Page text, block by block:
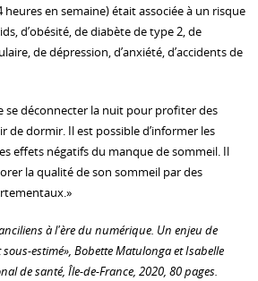
heures en semaine) était associée à un risque
d’obésité, de diabète de type 2, de
de dépression, d’anxiété, d’accidents de
se déconnecter la nuit pour profiter des
de dormir. Il est possible d’informer les
effets négatifs du manque de sommeil. Il
la qualité de son sommeil par des
à l'ère du numérique. Un enjeu de
estimé», Bobette Matulonga et Isabelle
de santé, Île-de-France, 2020, 80 pages.